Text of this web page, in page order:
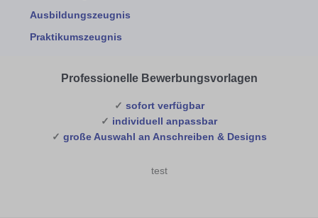
Ausbildungszeugnis
Praktikumszeugnis
Professionelle Bewerbungsvorlagen
✓ sofort verfügbar
✓ individuell anpassbar
✓ große Auswahl an Anschreiben & Designs
test